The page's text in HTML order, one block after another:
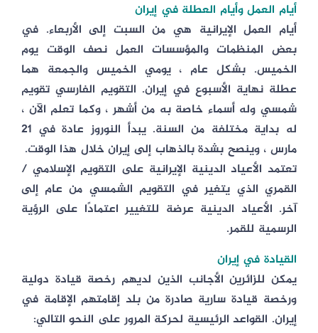
أيام العمل وأيام العطلة في إيران
أيام العمل الإيرانية هي من السبت إلى الأربعاء. في
بعض المنظمات والمؤسسات العمل نصف الوقت يوم
الخميس. بشكل عام ، يومي الخميس والجمعة هما
عطلة نهاية الأسبوع في إيران. التقويم الفارسي تقويم
شمسي وله أسماء خاصة به من أشهر ، وكما تعلم الآن ،
له بداية مختلفة من السنة. يبدأ النوروز عادة في 21
مارس ، وينصح بشدة بالذهاب إلى إيران خلال هذا الوقت.
تعتمد الأعياد الدينية الإيرانية على التقويم الإسلامي /
القمري الذي يتغير في التقويم الشمسي من عام إلى
آخر. الأعياد الدينية عرضة للتغيير اعتمادًا على الرؤية
الرسمية للقمر.
القيادة في إيران
يمكن للزائرين الأجانب الذين لديهم رخصة قيادة دولية
ورخصة قيادة سارية صادرة من بلد إقامتهم الإقامة في
إيران. القواعد الرئيسية لحركة المرور على النحو التالي: